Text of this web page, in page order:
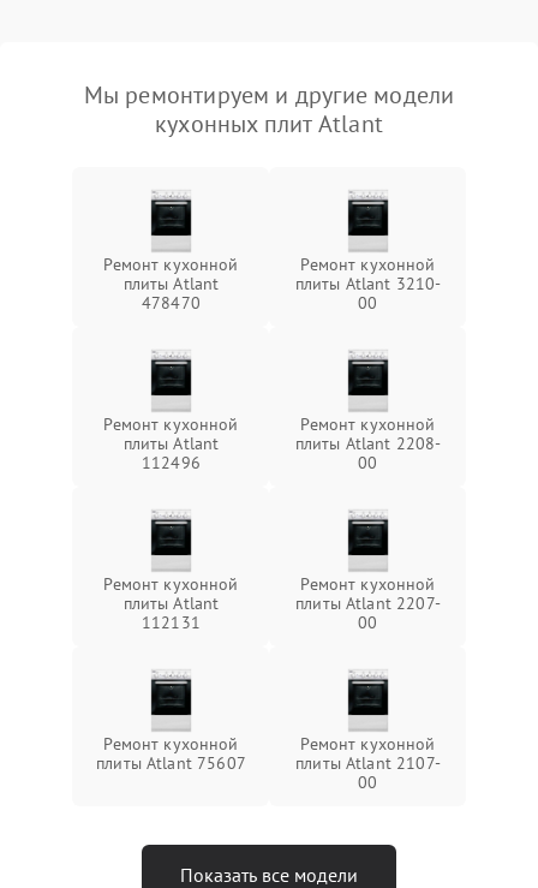
Мы ремонтируем и другие модели
кухонных плит Atlant
Ремонт кухонной
плиты Atlant
478470
Ремонт кухонной
плиты Atlant 3210-
00
Ремонт кухонной
плиты Atlant
112496
Ремонт кухонной
плиты Atlant 2208-
00
Ремонт кухонной
плиты Atlant
112131
Ремонт кухонной
плиты Atlant 2207-
00
Ремонт кухонной
плиты Atlant 75607
Ремонт кухонной
плиты Atlant 2107-
00
Показать все модели